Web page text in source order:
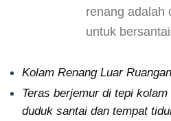
renang adalah
untuk
Kolam Renang Luar
Teras berjemur di tepi
duduk santai dan tempat